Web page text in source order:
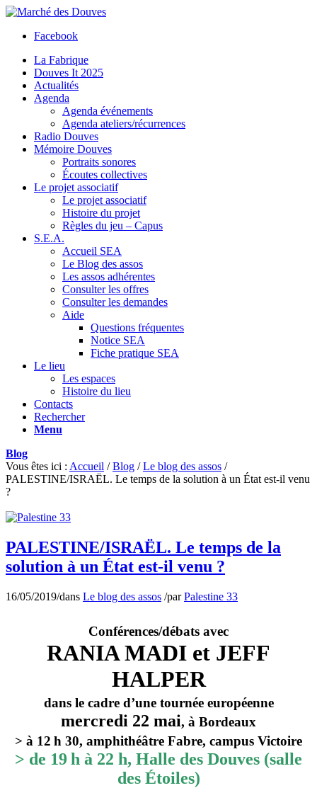
Facebook
La Fabrique
Douves It 2025
Actualités
Agenda
Agenda événements
Agenda ateliers/récurrences
Radio Douves
Mémoire Douves
Portraits sonores
Écoutes collectives
Le projet associatif
Le projet associatif
Histoire du projet
Règles du jeu – Capus
S.E.A.
Accueil SEA
Le Blog des assos
Les assos adhérentes
Consulter les offres
Consulter les demandes
Aide
Questions fréquentes
Notice SEA
Fiche pratique SEA
Le lieu
Les espaces
Histoire du lieu
Contacts
Rechercher
Menu
Blog
Vous êtes ici : Accueil / Blog / Le blog des assos /
PALESTINE/ISRAËL. Le temps de la solution à un État est-il venu
?
PALESTINE/ISRAËL. Le temps de la
solution à un État est-il venu ?
16/05/2019/dans Le blog des assos /parPalestine 33
Conférences/débats avec
RANIA MADI et JEFF
HALPER
dans le cadre d’une tournée européenne
mercredi 22 mai, à Bordeaux
> à 12 h 30, amphithéâtre Fabre, campus Victoire
> de 19 h à 22 h, Halle des Douves (salle
des Étoiles)